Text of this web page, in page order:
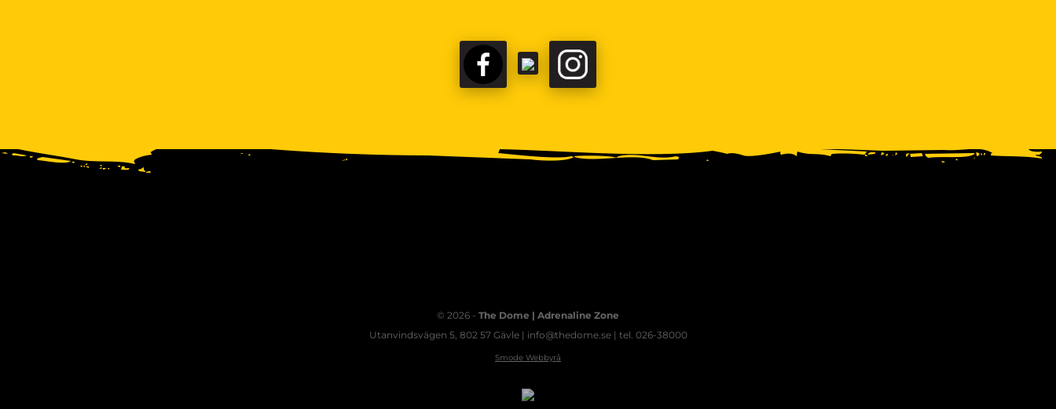
FACEBOOKTIKTOK
© 2026 - The Dome | Adrenaline Zone
Utanvindsvägen 5, 802 57 Gävle | info@thedome.se | tel. 026-38000
Smode Webbyrå